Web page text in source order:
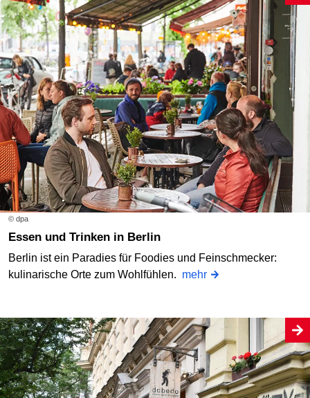
© dpa
Essen und Trinken in Berlin
Berlin ist ein Paradies für Foodies und Feinschmecker:
kulinarische Orte zum Wohlfühlen. mehr